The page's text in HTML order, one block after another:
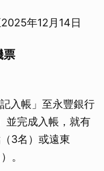
年12月14日
票
入帳」至永豐銀行
並完成入帳，就有
3名）或遠東
。